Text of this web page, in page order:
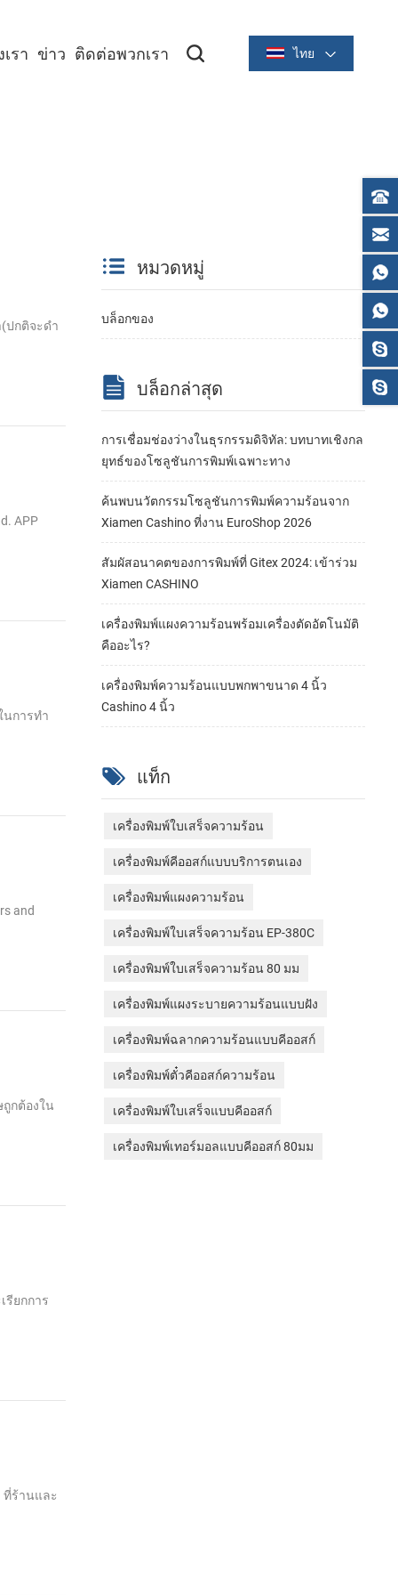
ไทย
รา ข่าว ติดต่อพวกเรา
ปกติจะดำ
APP
นการทำ
and
กต้องใน
รียกการ
ที่ร้านและ
หมวดหมู่
บล็อกของ
บล็อกล่าสุด
การเชื่อมช่องว่างในธุรกรรมดิจิทัล: บทบาทเชิงกล
ยุทธ์ของโซลูชันการพิมพ์เฉพาะทาง
ค้นพบนวัตกรรมโซลูชันการพิมพ์ความร้อนจาก
Xiamen Cashino ที่งาน EuroShop 2026
สัมผัสอนาคตของการพิมพ์ที่ Gitex 2024: เข้าร่วม
Xiamen CASHINO
เครื่องพิมพ์แผงความร้อนพร้อมเครื่องตัดอัตโนมัติ
คืออะไร?
เครื่องพิมพ์ความร้อนแบบพกพาขนาด 4 นิ้ว
Cashino 4 นิ้ว
แท็ก
เครื่องพิมพ์ใบเสร็จความร้อน
เครื่องพิมพ์คีออสก์แบบบริการตนเอง
เครื่องพิมพ์แผงความร้อน
เครื่องพิมพ์ใบเสร็จความร้อน EP-380C
เครื่องพิมพ์ใบเสร็จความร้อน 80 มม
เครื่องพิมพ์แผงระบายความร้อนแบบฝัง
เครื่องพิมพ์ฉลากความร้อนแบบคีออสก์
เครื่องพิมพ์ตั๋วคีออสก์ความร้อน
เครื่องพิมพ์ใบเสร็จแบบคีออสก์
เครื่องพิมพ์เทอร์มอลแบบคีออสก์ 80มม